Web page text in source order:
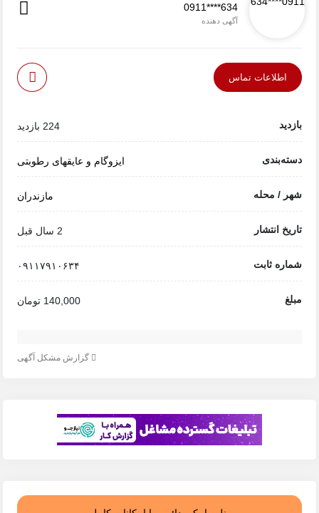
0911****634
آگهی دهنده
اطلاعات تماس
بازدید 224 بازدید
دسته‌بندی ایزوگام و عایقهای رطوبتی
شهر / محله مازندران
تاریخ انتشار 2 سال قبل
شماره ثابت ۰۹۱۱۷۹۱۰۶۳۴
مبلغ 140,000 تومان
گزارش مشکل آگهی